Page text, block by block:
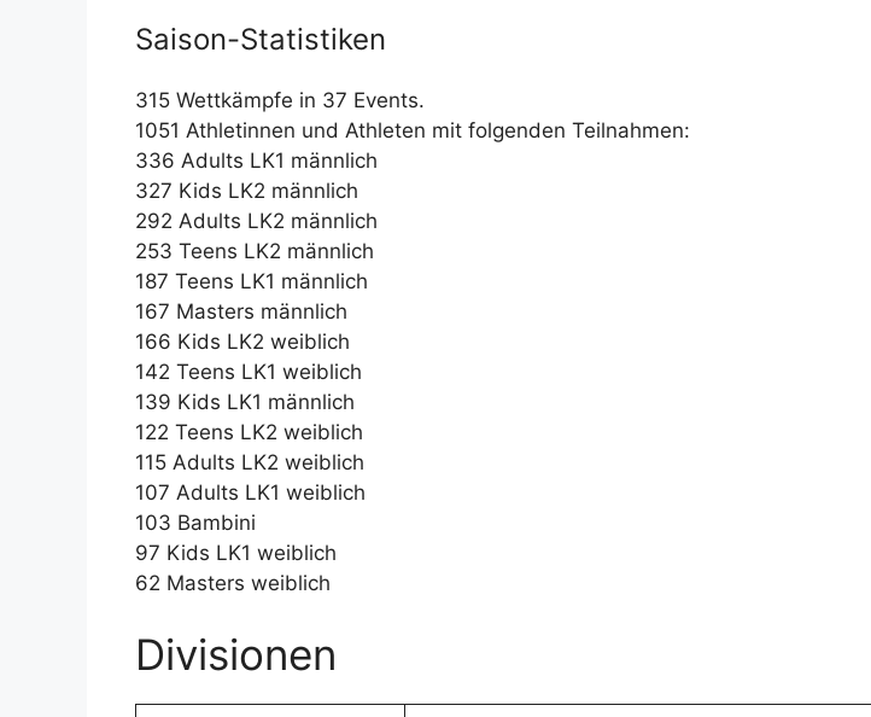
Saison-Statistiken
315 Wettkämpfe in 37 Events.
1051 Athletinnen und Athleten mit folgenden Teilnahmen:
336 Adults LK1 männlich
327 Kids LK2 männlich
292 Adults LK2 männlich
253 Teens LK2 männlich
187 Teens LK1 männlich
167 Masters männlich
166 Kids LK2 weiblich
142 Teens LK1 weiblich
139 Kids LK1 männlich
122 Teens LK2 weiblich
115 Adults LK2 weiblich
107 Adults LK1 weiblich
103 Bambini
97 Kids LK1 weiblich
62 Masters weiblich
Divisionen